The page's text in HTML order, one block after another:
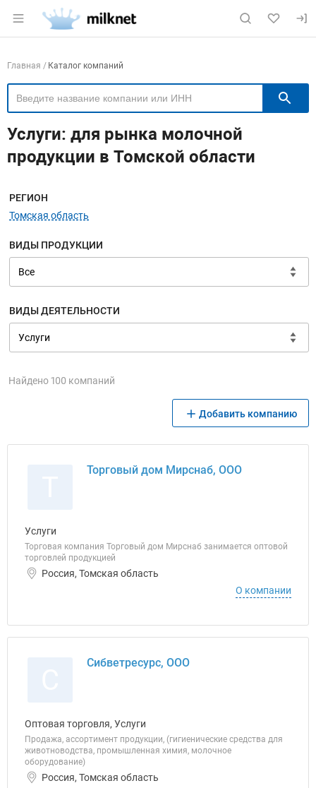
Раздел навигации по сайту milknet.ru
Навигация по компаниям
Главная Каталог компаний
Услуги: для рынка молочной
продукции в Томской области
Меню навигации
РЕГИОН
Томская область
ВИДЫ ПРОДУКЦИИ
ВИДЫ ДЕЯТЕЛЬНОСТИ
Найдено 100 компаний
Добавить компанию
Торговый дом Мирснаб, ООО
Услуги
Торговая компания Торговый дом Мирснаб занимается оптовой
торговлей продукцией
Россия, Томская область
О компании
Сибветресурс, ООО
Оптовая торговля, Услуги
Продажа, ассортимент продукции, (гигиенические средства для
животноводства, промышленная химия, молочное
оборудование)
Россия, Томская область